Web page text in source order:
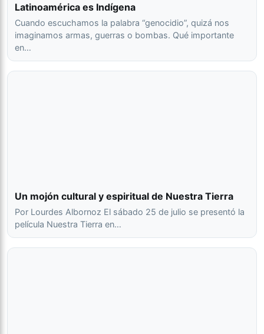
Latinoamérica es Indígena
Cuando escuchamos la palabra “genocidio”, quizá nos
imaginamos armas, guerras o bombas. Qué importante
en…
Un mojón cultural y espiritual de Nuestra Tierra
Por Lourdes Albornoz El sábado 25 de julio se presentó la
película Nuestra Tierra en…